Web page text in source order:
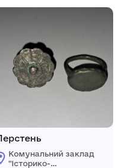
ради
Комунальний заклад
"Історико-